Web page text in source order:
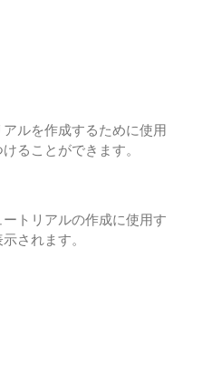
ルを作成するために使用
ることができます。
トリアルの作成に使用す
されます。